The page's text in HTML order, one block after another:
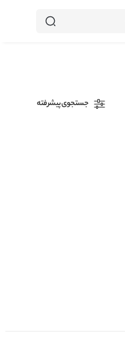
جستجوی پیشرفته